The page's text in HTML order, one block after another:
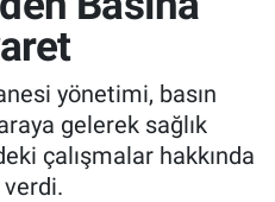
yönetimi, basın
gelerek sağlık
çalışmalar hakkında
ve Fikstür